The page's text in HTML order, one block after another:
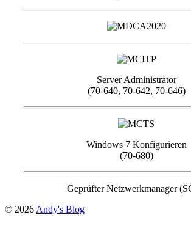
Server Administrator
(70-640, 70-642, 70-646)
Windows 7 Konfigurieren
(70-680)
Geprüfter Netzwerkmanager
© 2026 Andy's Blog